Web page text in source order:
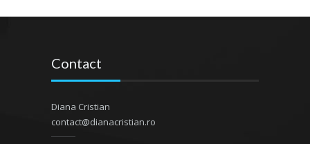
Contact
Diana Cristian
contact@dianacristian.ro